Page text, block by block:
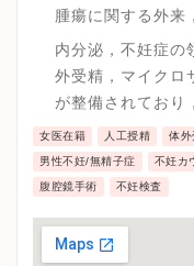
腫瘍に関する外来
疫外来）にかかわ
ており，幅広い領
内分泌，不妊症の
外受精，マイクロ
が整備されており
女医在籍 人工授精 体外
男性不妊/無精子症 不妊カ
腹腔鏡手術 不妊検査